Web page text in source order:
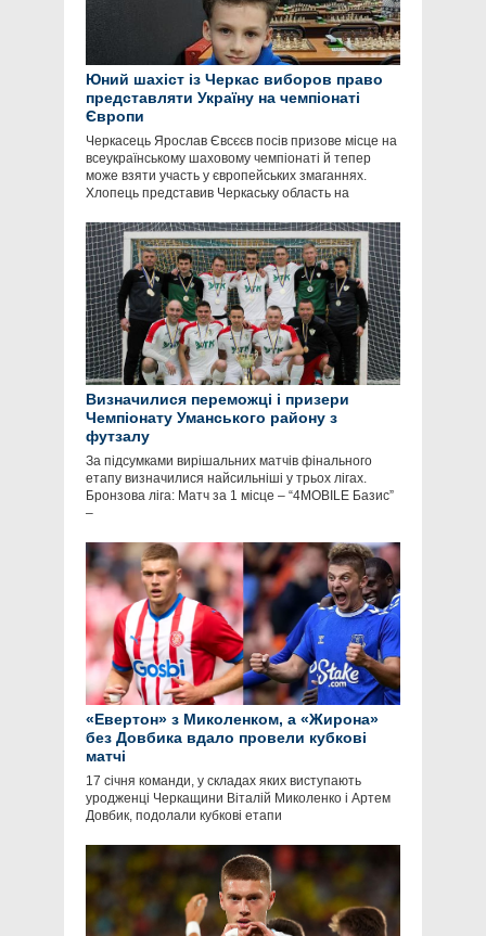
Юний шахіст із Черкас виборов право
представляти Україну на чемпіонаті
Європи
Черкасець Ярослав Євсєєв посів призове місце на
всеукраїнському шаховому чемпіонаті й тепер
може взяти участь у європейських змаганнях.
Хлопець представив Черкаську область на
Визначилися переможці і призери
Чемпіонату Уманського району з
футзалу
За підсумками вирішальних матчів фінального
етапу визначилися найсильніші у трьох лігах.
Бронзова ліга: Матч за 1 місце – “4MOBILE Базис”
–
«Евертон» з Миколенком, а «Жирона»
без Довбика вдало провели кубкові
матчі
17 січня команди, у складах яких виступають
уродженці Черкащини Віталій Миколенко і Артем
Довбик, подолали кубкові етапи